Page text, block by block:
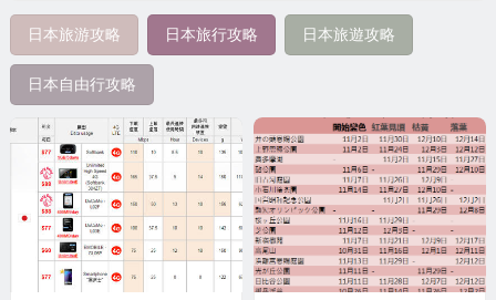
日本旅游攻略 日本旅行攻略 日本旅遊攻略
日本自由行攻略